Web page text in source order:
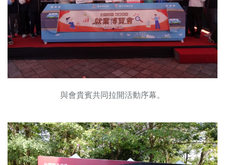
與會貴賓共同拉開活動序幕。